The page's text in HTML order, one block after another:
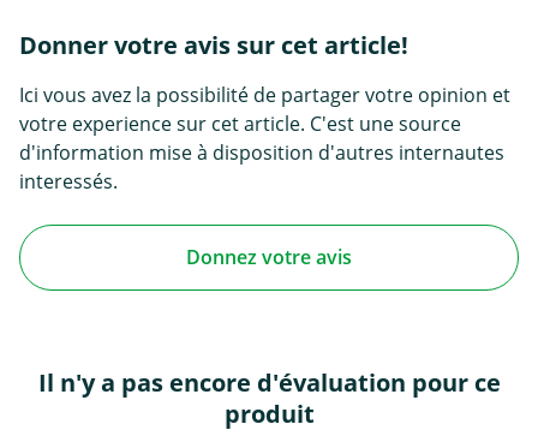
Donner votre avis sur cet article!
Ici vous avez la possibilité de partager votre opinion et
votre experience sur cet article. C'est une source
d'information mise à disposition d'autres internautes
interessés.
Donnez votre avis
Il n'y a pas encore d'évaluation pour ce
produit